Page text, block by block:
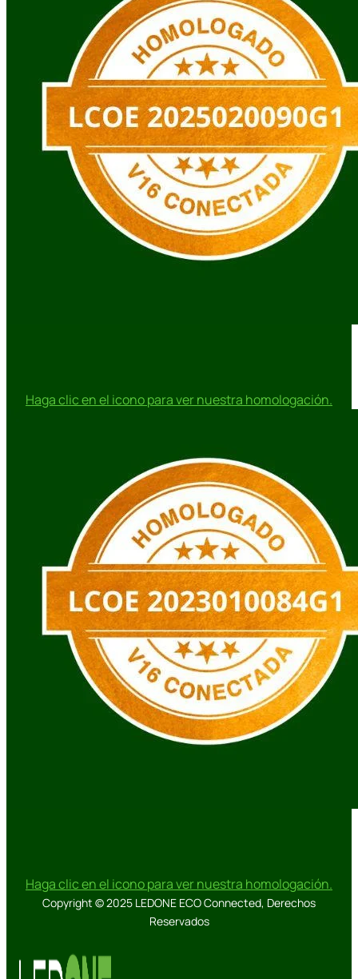
Haga clic en el icono para ver nuestra homologación.
Haga clic en el icono para ver nuestra homologación.
Copyright © 2025 LEDONE ECO Connected, Derechos
Reservados